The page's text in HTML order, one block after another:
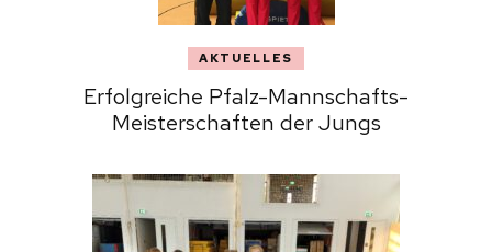
AKTUELLES
Erfolgreiche Pfalz-Mannschafts-
Meisterschaften der Jungs